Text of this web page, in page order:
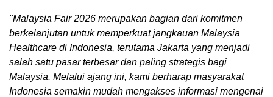
"Malaysia Fair 2026 merupakan bagian dari komitmen
berkelanjutan untuk memperkuat jangkauan Malaysia
Healthcare di Indonesia, terutama Jakarta yang menjadi
salah satu pasar terbesar dan paling strategis bagi
Malaysia. Melalui ajang ini, kami berharap masyarakat
Indonesia semakin mudah mengakses informasi mengenai